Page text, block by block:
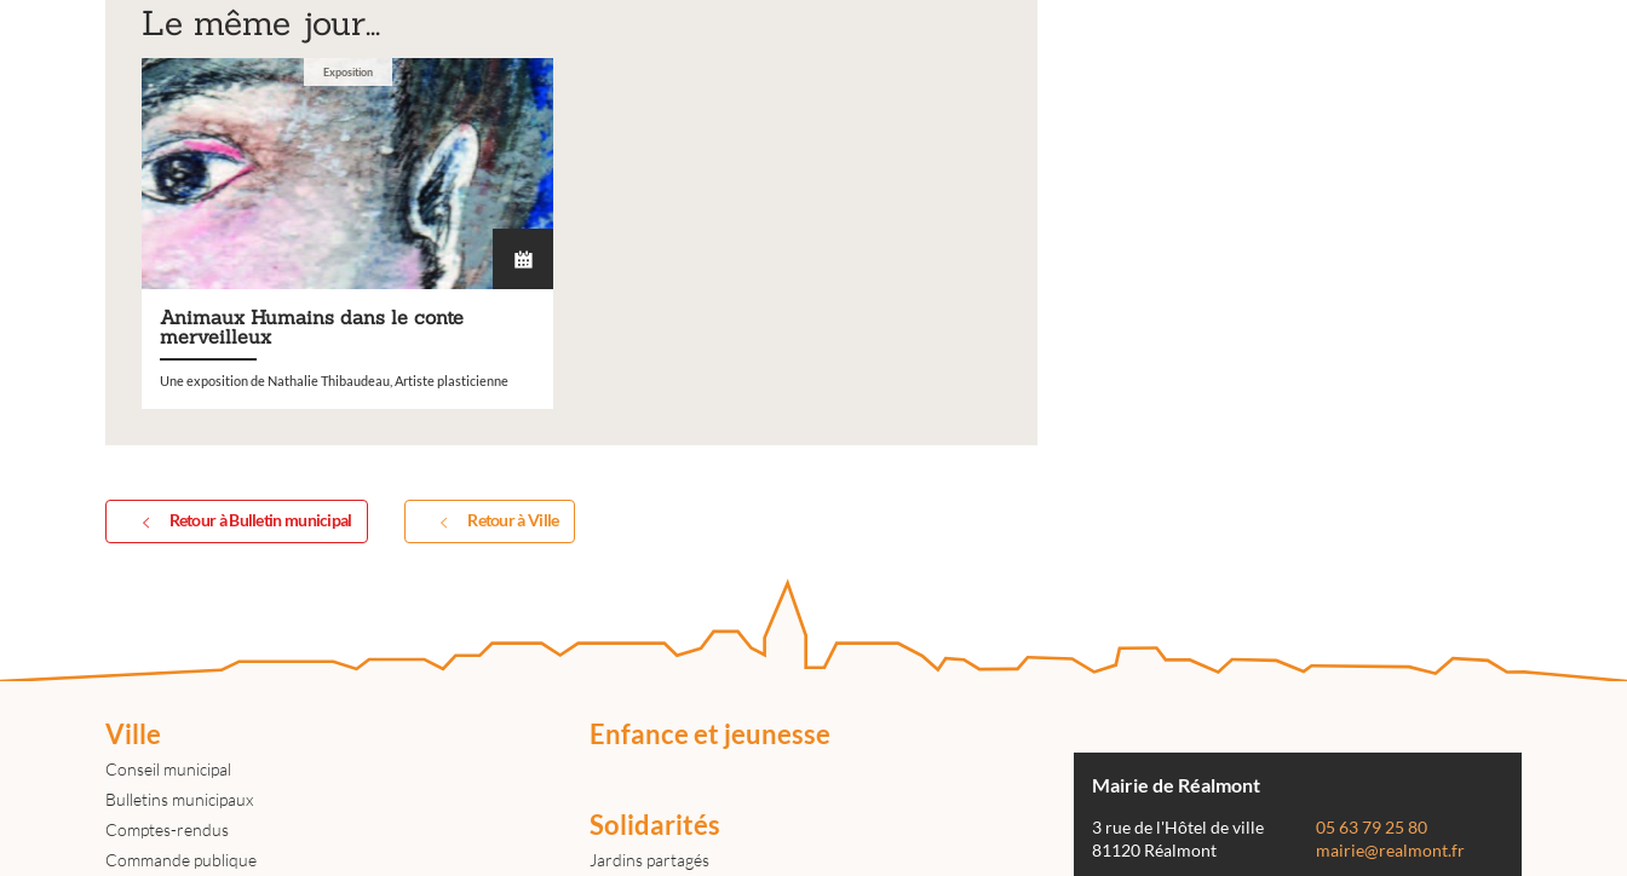
Le même jour...
Exposition
Animaux Humains dans le conte
merveilleux
Une exposition de Nathalie Thibaudeau, Artiste plasticienne
Retour à Bulletin municipal Retour à Ville
Ville
Conseil municipal
Bulletins municipaux
Comptes-rendus
Commande publique
Enfance et jeunesse
Solidarités
Jardins partagés
Mairie de Réalmont
3 rue de l'Hôtel de ville
81120 Réalmont
05 63 79 25 80
mairie@realmont.fr